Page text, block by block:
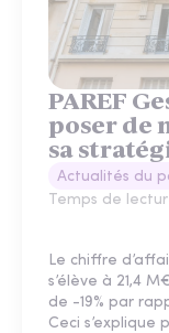
PAREF
poser de
sa
Actualités du
Temps de
Le chiffre
s’élève à 21,4
de -19% par
Ceci s’explique